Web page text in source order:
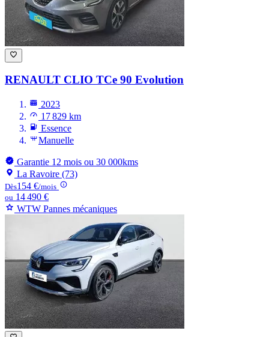
RENAULT CLIO TCe 90 Evolution
2023
17 829 km
Essence
Manuelle
Garantie 12 mois ou 30 000kms
La Ravoire (73)
Dès154 €/mois
ou 14 490 €
WTW Pannes mécaniques